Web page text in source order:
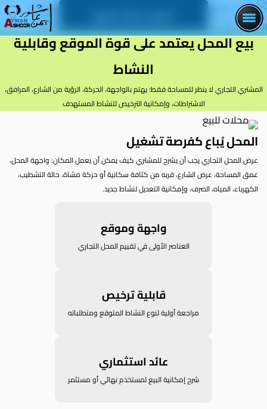
بيع المحل يعتمد على قوة الموقع وقابلية
النشاط
المشتري التجاري لا ينظر للمساحة فقط؛ يهتم بالواجهة، الحركة، الرؤية من الشارع، المرافق،
الاشتراطات، وإمكانية الترخيص للنشاط المستهدف
المحل يُباع كفرصة تشغيل
عرض المحل التجاري يجب أن يشرح للمشتري كيف يمكن أن يعمل المكان: واجهة المحل،
عمق المساحة، عرض الشارع، قربه من كثافة سكانية أو حركة مشاة، حالة التشطيب،
الكهرباء، المياه، الصرف، وإمكانية التعديل لنشاط جديد.
واجهة وموقع
العناصر الأولى في تقييم المحل التجاري
قابلية ترخيص
مراجعة أولية لنوع النشاط المتوقع ومتطلباته
عائد استثماري
شرح إمكانية البيع لمستخدم نهائي أو مستثمر